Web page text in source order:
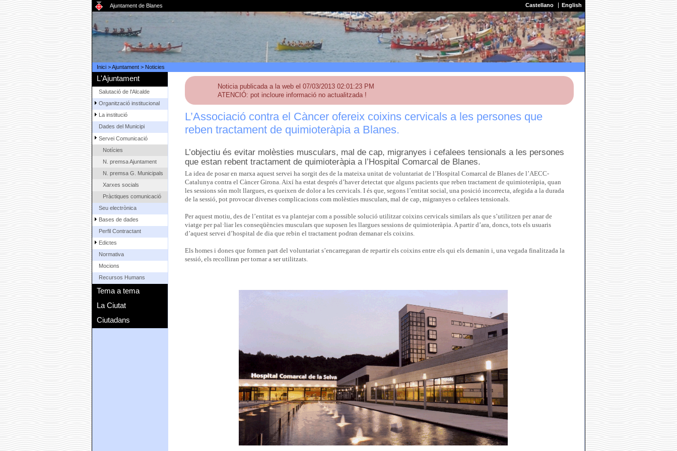
Ajuntament de Blanes Castellano English
Inici>Ajuntament> Noticies
L'Ajuntament
Salutació de l'Alcalde
Organització institucional
La institució
Dades del Municipi
Servei Comunicació
Notícies
N. premsa Ajuntament
N. premsa G. Municipals
Xarxes socials
Pràctiques comunicació
Seu electrònica
Bases de dades
Perfil Contractant
Edictes
Normativa
Mocions
Recursos Humans
Tema a tema
La Ciutat
Ciutadans
Noticia publicada a la web el 07/03/2013 02:01:23 PM
ATENCIÓ: pot incloure informació no actualitzada !
L’Associació contra el Càncer ofereix coixins cervicals a les persones que
reben tractament de quimioteràpia a Blanes.
L’objectiu és evitar molèsties musculars, mal de cap, migranyes i cefalees tensionals a les persones
que estan rebent tractament de quimioteràpia a l’Hospital Comarcal de Blanes.
La idea de posar en marxa aquest servei ha sorgit des de la mateixa unitat de voluntariat de l’Hospital Comarcal de Blanes de l’AECC-
Catalunya contra el Càncer Girona. Així ha estat després d’haver detectat que alguns pacients que reben tractament de quimioteràpia, quan
les sessions són molt llargues, es queixen de dolor a les cervicals. I és que, segons l’entitat social, una posició incorrecta, afegida a la durada
de la sessió, pot provocar diverses complicacions com molèsties musculars, mal de cap, migranyes o cefalees tensionals.
Per aquest motiu, des de l’entitat es va plantejar com a possible solució utilitzar coixins cervicals similars als que s’utilitzen per anar de
viatge per pal·liar les conseqüències musculars que suposen les llargues sessions de quimioteràpia. A partir d’ara, doncs, tots els usuaris
d’aquest servei d’hospital de dia que rebin el tractament podran demanar els coixins.
Els homes i dones que formen part del voluntariat s’encarregaran de repartir els coixins entre els qui els demanin i, una vegada finalitzada la
sessió, els recolliran per tornar a ser utilitzats.